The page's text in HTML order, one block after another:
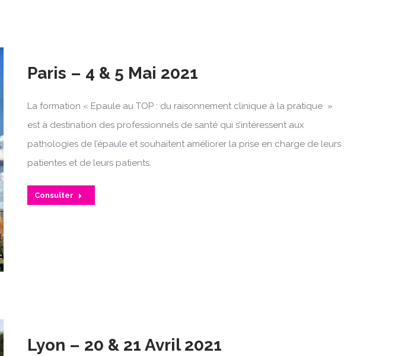
Paris – 4 & 5 Mai 2021
La formation « Epaule au TOP : du raisonnement clinique à la pratique »
est à destination des professionnels de santé qui s’intéressent aux
pathologies de l’épaule et souhaitent améliorer la prise en charge de leurs
patientes et de leurs patients.
Consulter
Lyon – 20 & 21 Avril 2021